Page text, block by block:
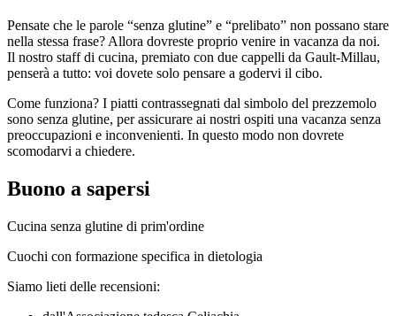
Pensate che le parole “senza glutine” e “prelibato” non possano stare
nella stessa frase? Allora dovreste proprio venire in vacanza da noi.
Il nostro staff di cucina, premiato con due cappelli da Gault-Millau,
penserà a tutto: voi dovete solo pensare a godervi il cibo.
Come funziona? I piatti contrassegnati dal simbolo del prezzemolo
sono senza glutine, per assicurare ai nostri ospiti una vacanza senza
preoccupazioni e inconvenienti. In questo modo non dovrete
scomodarvi a chiedere.
Buono a sapersi
Cucina senza glutine di prim'ordine
Cuochi con formazione specifica in dietologia
Siamo lieti delle recensioni: